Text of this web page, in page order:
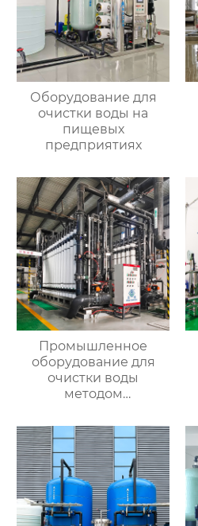
Оборудование для
очистки воды на
пищевых
предприятиях
Промышленное
оборудование для
очистки воды
методом